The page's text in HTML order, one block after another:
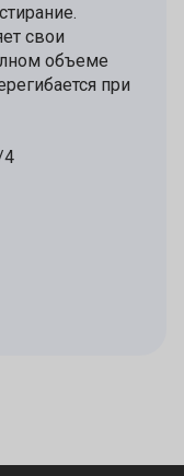
свои
объеме
при
4